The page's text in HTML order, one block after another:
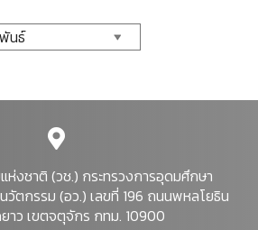
ห่งชาติ (วช.) กระทรวงการอุดมศึกษา
วัตกรรม (อว.) เลขที่ 196 ถนนพหลโยธิน
าว เขตจตุจักร กทม. 10900